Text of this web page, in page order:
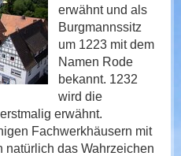
erwähnt und als
Burgmannssitz
um 1223 mit dem
Namen Rode
bekannt. 1232
wird die
erwähnt.
Fachwerkhäusern mit
das Wahrzeichen